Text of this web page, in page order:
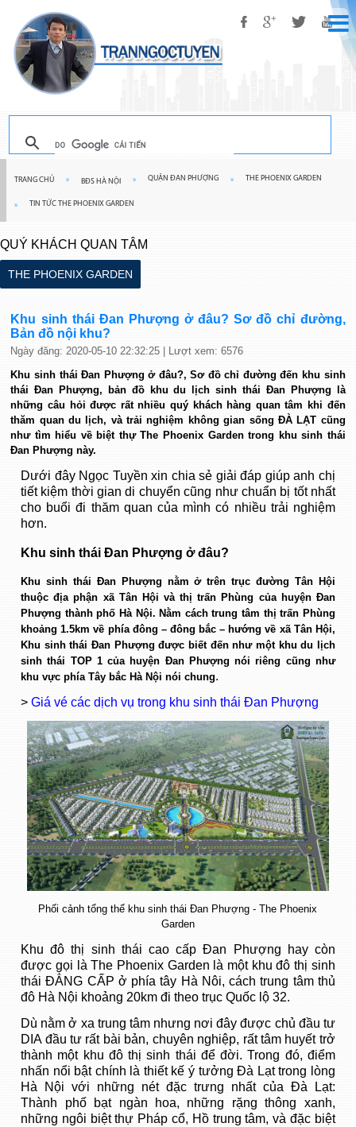
TRANG CHỦ » BĐS HÀ NỘI » QUẬN ĐAN PHƯỢNG » THE PHOENIX GARDEN
» TIN TỨC THE PHOENIX GARDEN
QUÝ KHÁCH QUAN TÂM
THE PHOENIX GARDEN
Khu sinh thái Đan Phượng ở đâu? Sơ đồ chỉ đường,
Bản đồ nội khu?
Ngày đăng: 2020-05-10 22:32:25 | Lượt xem: 6576
Khu sinh thái Đan Phượng ở đâu?, Sơ đồ chỉ đường đến khu sinh
thái Đan Phượng, bản đồ khu du lịch sinh thái Đan Phượng là
những câu hỏi được rất nhiều quý khách hàng quan tâm khi đến
thăm quan du lịch, và trải nghiệm không gian sống ĐÀ LẠT cũng
như tìm hiểu về biệt thự The Phoenix Garden trong khu sinh thái
Đan Phượng này.
Dưới đây Ngọc Tuyền xin chia sẻ giải đáp giúp anh chị
tiết kiệm thời gian di chuyển cũng như chuẩn bị tốt nhất
cho buổi đi thăm quan của mình có nhiều trải nghiệm
hơn.
Khu sinh thái Đan Phượng ở đâu?
Khu sinh thái Đan Phượng nằm ở trên trục đường Tân Hội
thuộc địa phận xã Tân Hội và thị trấn Phùng của huyện Đan
Phượng thành phố Hà Nội. Nằm cách trung tâm thị trấn Phùng
khoảng 1.5km về phía đông – đông bắc – hướng về xã Tân Hội,
Khu sinh thái Đan Phượng được biết đến như một khu du lịch
sinh thái TOP 1 của huyện Đan Phượng nói riêng cũng như
khu vực phía Tây bắc Hà Nội nói chung.
>Giá vé các dịch vụ trong khu sinh thái Đan Phượng
Phối cảnh tổng thể khu sinh thái Đan Phượng - The Phoenix
Garden
Khu đô thị sinh thái cao cấp Đan Phượng hay còn
được gọi là The Phoenix Garden là một khu đô thị sinh
thái ĐẲNG CẤP ở phía tây Hà Nôi, cách trung tâm thủ
đô Hà Nội khoảng 20km đi theo trục Quốc lộ 32.
Dù nằm ở xa trung tâm nhưng nơi đây được chủ đầu tư
DIAđầu tư rất bài bản, chuyên nghiệp, rất tâm huyết trở
thành một khu đô thị sinh thái để đời. Trong đó, điểm
nhấn nổi bật chính là thiết kế ý tưởng Đà Lạt trong lòng
Hà Nội với những nét đặc trưng nhất của Đà Lạt:
Thành phố bạt ngàn hoa, những rặng thông xanh,
những ngôi biệt thự Pháp cổ, Hồ trung tâm, và đặc biệt